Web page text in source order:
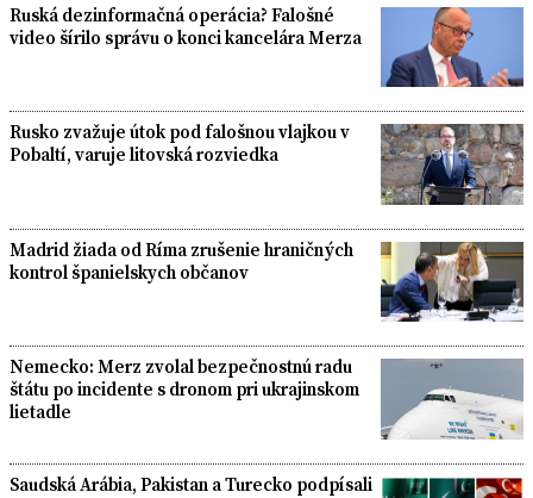
Ruská dezinformačná operácia? Falošné
video šírilo správu o konci kancelára Merza
Rusko zvažuje útok pod falošnou vlajkou v
Pobaltí, varuje litovská rozviedka
Madrid žiada od Ríma zrušenie hraničných
kontrol španielskych občanov
Nemecko: Merz zvolal bezpečnostnú radu
štátu po incidente s dronom pri ukrajinskom
lietadle
Saudská Arábia, Pakistan a Turecko podpísali